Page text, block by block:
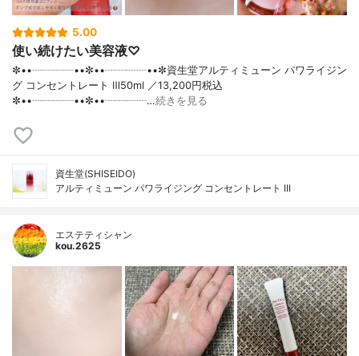
5.00
使い続けたい美容液♡
✼••┈┈┈┈••✼••┈┈┈┈••✼資生堂アルティミューン パワライジン
グ コンセントレート Ⅲ50ml ／13,200円税込
✼••┈┈┈┈••✼••┈┈┈┈…続きを見る
資生堂(SHISEIDO)
アルティミューン パワライジング コンセントレート III
エステティシャン
kou.2625